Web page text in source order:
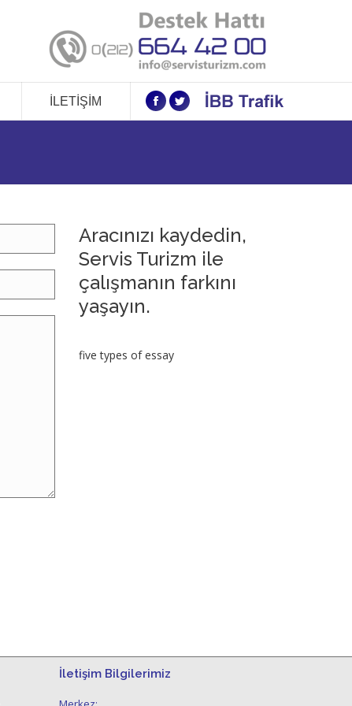
İLETIŞIM
Facebook
Twitter
Aracınızı kaydedin,
Servis Turizm ile
çalışmanın farkını
yaşayın.
five types of essay
İletişim Bilgilerimiz